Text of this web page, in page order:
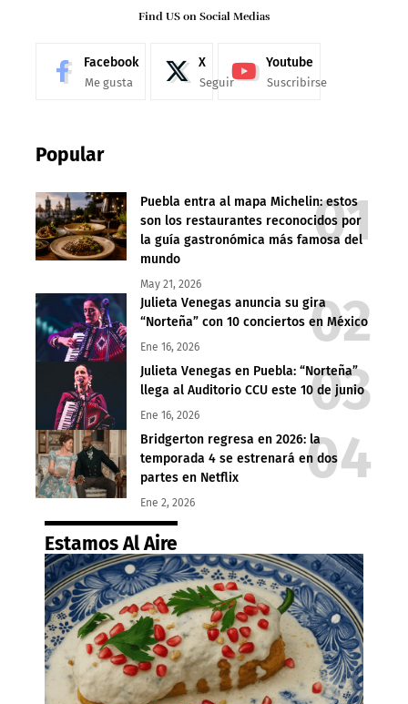
Find US on Social Medias
Facebook
Me gusta
X
Seguir
Youtube
Suscribirse
Popular
Puebla entra al mapa Michelin: estos
son los restaurantes reconocidos por
la guía gastronómica más famosa del
mundo
May 21, 2026
Julieta Venegas anuncia su gira
“Norteña” con 10 conciertos en México
Ene 16, 2026
Julieta Venegas en Puebla: “Norteña”
llega al Auditorio CCU este 10 de junio
Ene 16, 2026
Bridgerton regresa en 2026: la
temporada 4 se estrenará en dos
partes en Netflix
Ene 2, 2026
Estamos Al Aire